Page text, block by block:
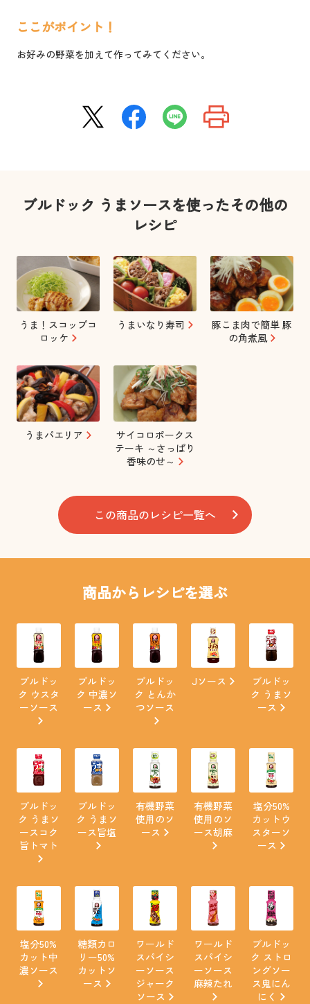
ここがポイント！
お好みの野菜を加えて作ってみてください。
ブルドック うまソースを使ったその他の
レシピ
うま！スコップコ
ロッケ
うまいなり寿司
豚こま肉で簡単 豚
の角煮風
うまパエリア
サイコロポークス
テーキ ～さっぱり
香味のせ～
この商品のレシピ一覧へ
商品からレシピを選ぶ
ブルドッ
ク ウスタ
ーソース
ブルドッ
ク 中濃ソ
ース
ブルドッ
ク とんか
つソース
Jソース
ブルドッ
ク うまソ
ース
ブルドッ
ク うまソ
ースコク
旨トマト
ブルドッ
ク うまソ
ース旨塩
有機野菜
使用のソ
ース
有機野菜
使用のソ
ース胡麻
塩分50%
カットウ
スターソ
ース
塩分50%
カット中
濃ソース
糖類カロ
リー50%
カットソ
ース
ワールド
スパイシ
ーソース
ジャーク
ソース
ワールド
スパイシ
ーソース
麻辣たれ
ブルドッ
ク ストロ
ングソー
ス鬼にん
にく